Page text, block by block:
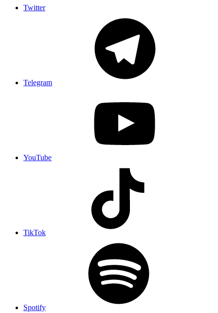
Twitter
Telegram
YouTube
TikTok
Spotify